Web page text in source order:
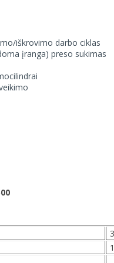
iškrovimo darbo ciklas
įranga) preso sukimas